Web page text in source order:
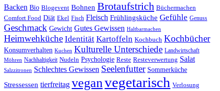
Backen Bio Blogevent Bohnen Brotaufstrich Büchermachen
Comfort Food Diät Ekel Fisch Fleisch Frühlingsküche Gefühle Genuss
Geschmack Gewicht Gutes Gewissen Haltbarmachen
Heimwehküche Identität Kartoffeln Kochbuch Kochbücher
Konsumverhalten Kuchen Kulturelle Unterschiede Landwirtschaft
Möhren Nachhaltigkeit Nudeln Psychologie Reste Resteverwertung Salat
Salzzitronen Schlechtes Gewissen Seelenfutter Sommerküche
Stressessen tierfreitag veganvegetarisch Verlosung